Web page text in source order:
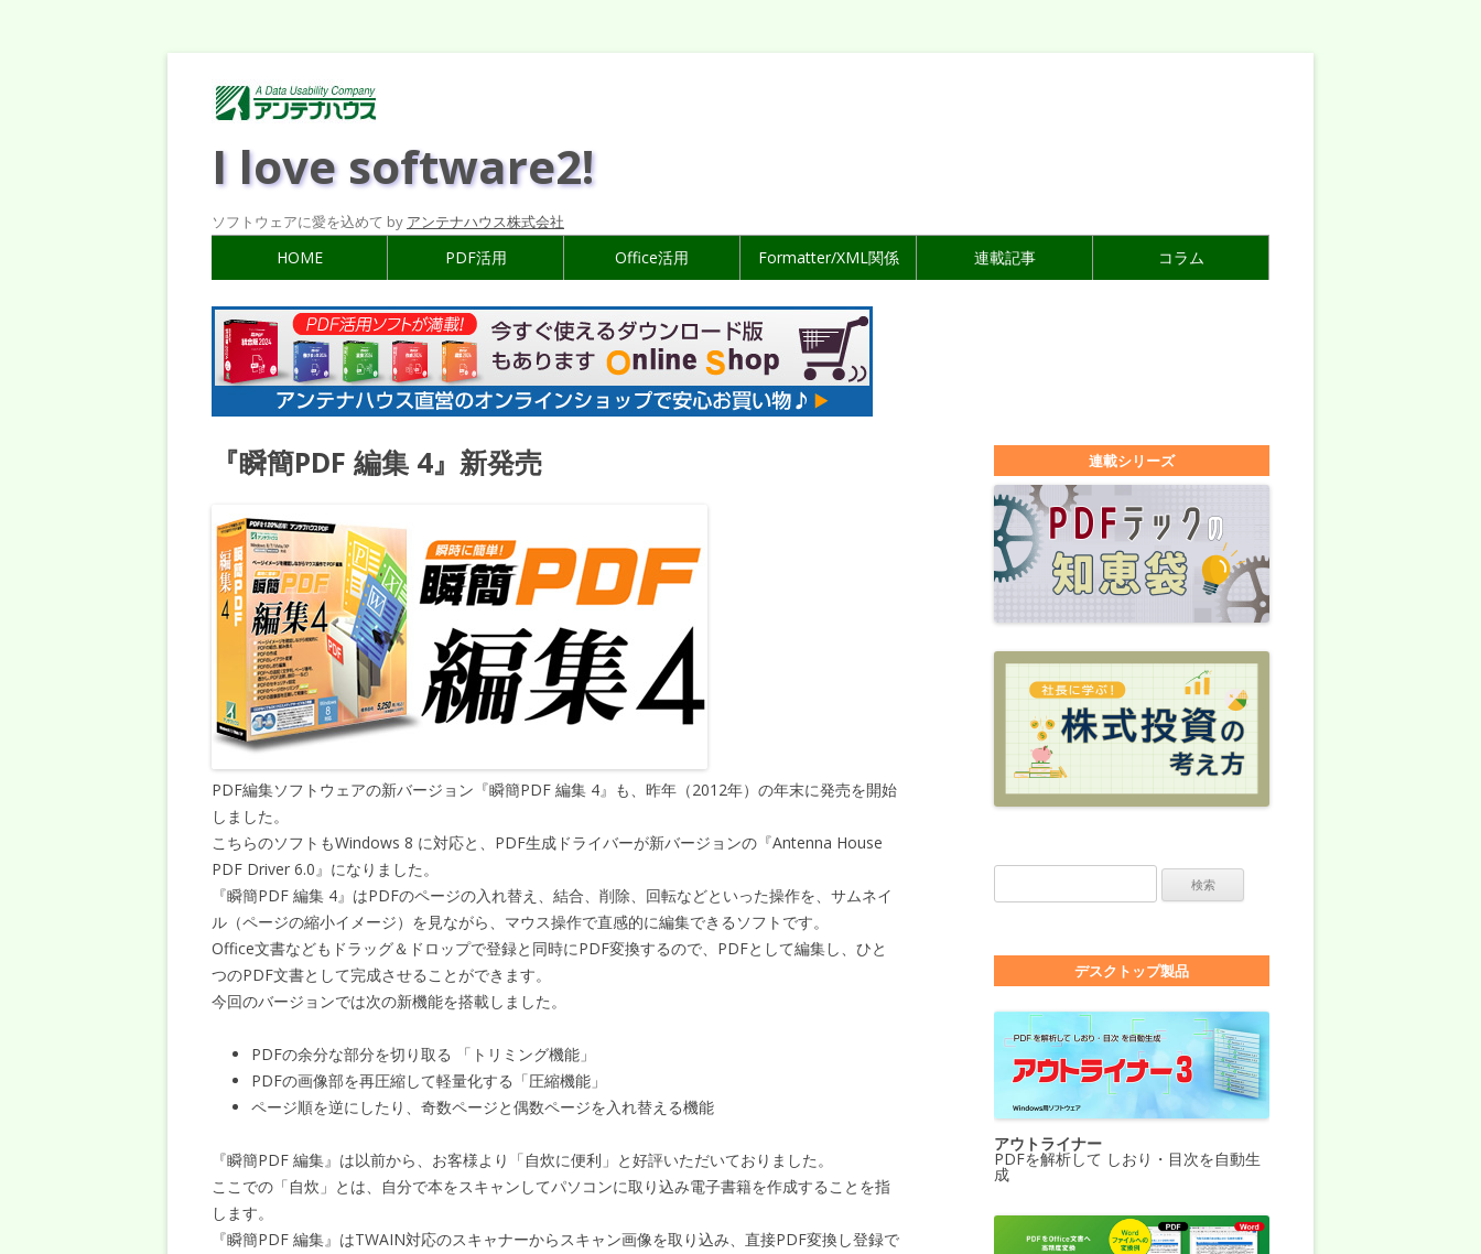
I love software2!
ソフトウェアに愛を込めて by アンテナハウス株式会社
HOME PDF活用 Office活用 Formatter/XML関係 連載記事 コラム
『瞬簡PDF 編集 4』新発売
PDF編集ソフトウェアの新バージョン『瞬簡PDF 編集 4』も、昨年（2012年）の年末に発売を開始
しました。
こちらのソフトもWindows 8 に対応と、PDF生成ドライバーが新バージョンの『Antenna House
PDF Driver 6.0』になりました。
『瞬簡PDF 編集 4』はPDFのページの入れ替え、結合、削除、回転などといった操作を、サムネイ
ル（ページの縮小イメージ）を見ながら、マウス操作で直感的に編集できるソフトです。
Office文書などもドラッグ＆ドロップで登録と同時にPDF変換するので、PDFとして編集し、ひと
つのPDF文書として完成させることができます。
今回のバージョンでは次の新機能を搭載しました。
PDFの余分な部分を切り取る 「トリミング機能」
PDFの画像部を再圧縮して軽量化する「圧縮機能」
ページ順を逆にしたり、奇数ページと偶数ページを入れ替える機能
『瞬簡PDF 編集』は以前から、お客様より「自炊に便利」と好評いただいておりました。
ここでの「自炊」とは、自分で本をスキャンしてパソコンに取り込み電子書籍を作成することを指
します。
『瞬簡PDF 編集』はTWAIN対応のスキャナーからスキャン画像を取り込み、直接PDF変換し登録で
連載シリーズ
デスクトップ製品
アウトライナー
PDFを解析して しおり・目次を自動生
成